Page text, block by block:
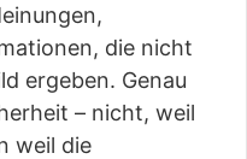
die nicht
ergeben. Genau
– nicht, weil
weil die